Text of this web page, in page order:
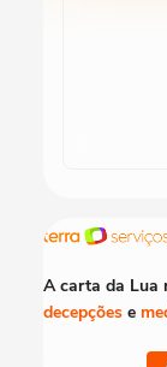
A carta da Lua
decepções e